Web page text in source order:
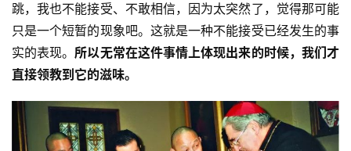
跳，我也不能接受、不敢相信，因为太突然了，觉得那可能
只是一个短暂的现象吧。这就是一种不能接受已经发生的事
实的表现。所以无常在这件事情上体现出来的时候，我们才
直接领教到它的滋味。